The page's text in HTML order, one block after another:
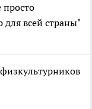
просто
всей страны"